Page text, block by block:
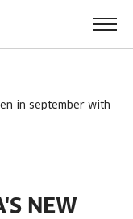
NEW